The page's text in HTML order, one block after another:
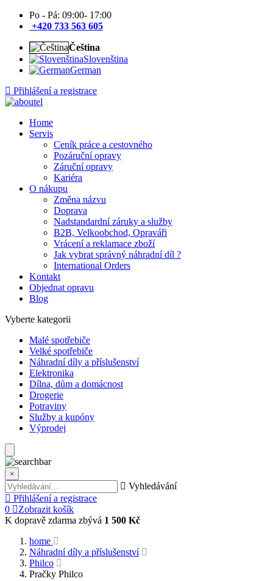
Po - Pá: 09:00- 17:00
+420 733 563 605
Čeština
Slovenština
German
Přihlášení a registrace
Home
Servis
Ceník práce a cestovného
Pozáruční opravy
Záruční opravy
Kariéra
O nákupu
Změna názvu
Doprava
Nadstandardní záruky a služby
B2B, Velkoobchod, Opraváři
Vrácení a reklamace zboží
Jak vybrat správný náhradní díl ?
International Orders
Kontakt
Objednat opravu
Blog
Vyberte kategorii
Malé spotřebiče
Velké spotřebiče
Náhradní díly a příslušenství
Elektronika
Dílna, dům a domácnost
Drogerie
Potraviny
Služby a kupóny
Výprodej
×
Vyhledávání
Přihlášení a registrace
0
Zobrazit košík
K dopravě zdarma zbývá 1 500 Kč
home
Náhradní díly a příslušenství
Philco
Pračky Philco